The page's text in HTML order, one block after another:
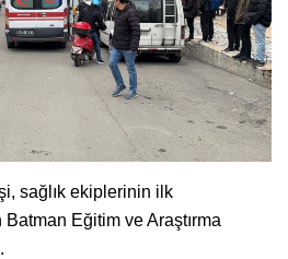
sağlık ekiplerinin ilk
Eğitim ve Araştırma